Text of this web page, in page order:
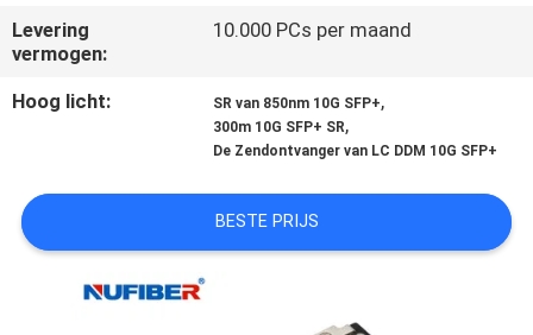
VERZOEK
EEN
SITEMAP
PRIVACYBELEID
Levering
vermogen:
10.000 PCs per maand
Hoog licht: SR van 850nm 10G SFP+,
300m 10G SFP+ SR,
De Zendontvanger van LC DDM 10G SFP+
BESTE PRIJS